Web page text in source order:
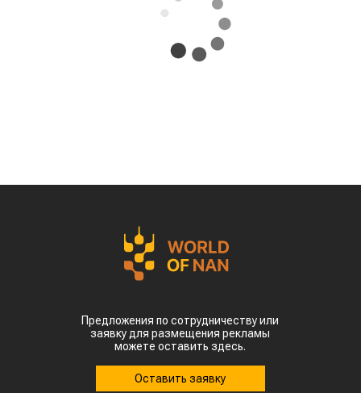
Предложения по сотрудничеству или
заявку для размещения рекламы
можете оставить здесь.
Оставить заявку